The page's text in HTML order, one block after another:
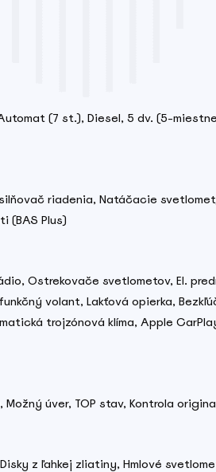
Automat (7 st.), Diesel, 5 dv. (5-
riadenia, Natáčacie
(BAS Plus)
Ostrekovače svetlometov, El.
volant, Lakťová opierka,
trojzónová klíma, Apple
Možný úver, TOP stav, Kontrola
z ľahkej zliatiny, Hmlové